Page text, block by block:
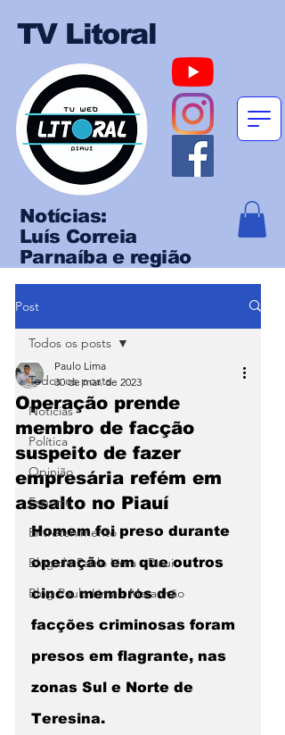
TV Litoral
Notícias:
Luís Correia
Parnaíba e região
Post
Todos os posts
Notícias
Política
Opinião
Esporte
Entretenimento
Blog do Paulo Lima - Piaui
Blog Paulo Lima - Maranhão
Todos os posts
Operação prende
membro de facção
suspeito de fazer
empresária refém em
assalto no Piauí
Paulo Lima
30 de mar. de 2023
Homem foi preso durante
operação em que outros
cinco membros de
facções criminosas foram
presos em flagrante, nas
zonas Sul e Norte de
Teresina.